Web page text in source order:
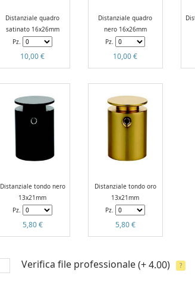
Distanziale quadro
satinato 16x26mm
Pz.
10,00 €
Distanziale quadro
nero 16x26mm
Pz.
10,00 €
Distanziale tondo nero
13x21mm
Pz.
5,80 €
Distanziale tondo oro
13x21mm
Pz.
5,80 €
Verifica file professionale (+ 4.00) ?